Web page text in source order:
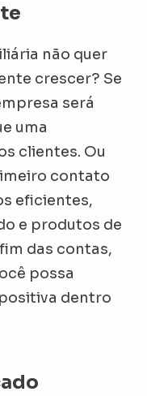
não quer
crescer? Se
será
uma
clientes. Ou
contato
eficientes,
e produtos de
das contas,
possa
dentro